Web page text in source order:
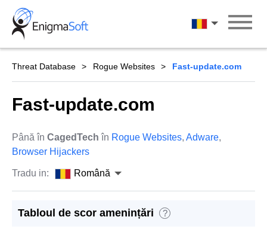
Skip
content
Română
Threat Database Rogue Websites Fast-update.com
Fast-update.com
Până în CagedTech în Rogue Websites, Adware,
Browser Hijackers
Tradu in: Română
Tabloul de scor amenințări ?